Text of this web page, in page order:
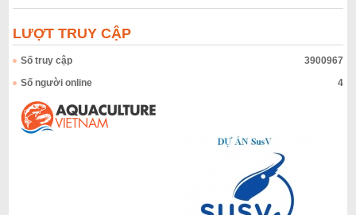
LƯỢT TRUY CẬP
Số truy cập
3900967
Số người online
4